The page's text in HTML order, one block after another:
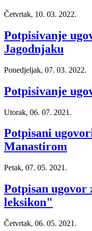
Četvrtak, 10. 03. 2022.
Potpisivanje
Jagodnjaku
Ponedjeljak, 07. 03. 2022.
Potpisivanje
Utorak, 06. 07. 2021.
Potpisani
Manastirom
Petak, 07. 05. 2021.
Potpisan
leksikon"
Četvrtak, 06. 05. 2021.